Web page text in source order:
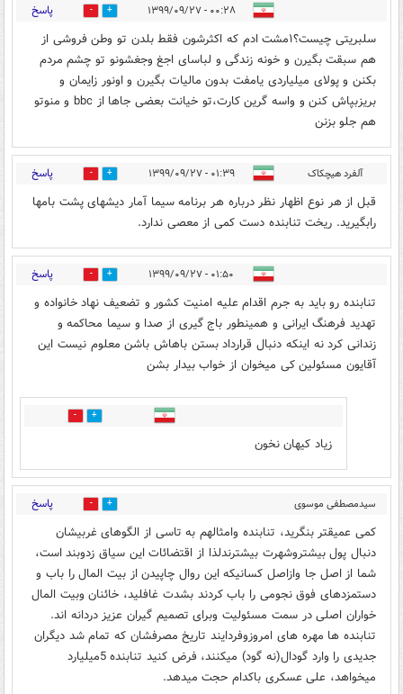
۰۰:۲۸ - ۱۳۹۹/۰۹/۲۷ 4 پاسخ
سلبریتی چیست؟۱مشت ادم که اکثرشون فقط بلدن تو وطن فروشی از
هم سبقت بگیرن و خونه زندگی و لباسای اجغ وجغشونو تو چشم مردم
بکنن و پولای میلیاردی یامفت بدون مالیات بگیرن و اونور زایمان و
بریزبپاش کنن و واسه گرین کارت،تو خیانت بعضی جاها از bbc و منوتو
هم جلو بزنن
آلفرد هیچکاک ۰۱:۳۹ - ۱۳۹۹/۰۹/۲۷ 2 پاسخ
قبل از هر نوع اظهار نظر درباره هر برنامه سیما آمار دیشهای پشت بامها
رابگیرید. ریخت تنابنده دست کمی از معصی ندارد.
۰۱:۵۰ - ۱۳۹۹/۰۹/۲۷ 0 پاسخ
تنابنده رو باید به جرم اقدام علیه امنیت کشور و تضعیف نهاد خانواده و
تهدید فرهنگ ایرانی و همینطور باج گیری از صدا و سیما محاکمه و
زندانی کرد نه اینکه دنبال قرارداد بستن باهاش باشن معلوم نیست این
آقایون مسئولین کی میخوان از خواب بیدار بشن
0
زیاد کیهان نخون
سیدمصطفی موسوی
شعار
۰۱:۵۷ - ۱۳۹۹/۰۹/۲۷
1 پاسخ
کمی عمیقتر بنگرید، تنابنده وامثالهم به تاسی از الگوهای غربیشان
دنبال پول بیشتروشهرت بیشترندلذا از اقتضائات این سیاق زدوبند است،
شما از اصل جا وازاصل کسانیکه این روال چاپیدن از بیت المال را باب و
دستمزدهای فوق نجومی را باب کردند بشدت غافلید، خائنان وبیت المال
خواران اصلی در سمت مسئولیت وبرای تصمیم گیران عزیز دردانه اند.
تنابنده ها مهره های امروزوفردایند تاریخ مصرفشان که تمام شد دیگران
جدیدی را وارد گودال(نه گود) میکنند، فرض کنید تنابنده 5میلیارد
میخواهد، علی عسکری باکدام حجت میدهد.